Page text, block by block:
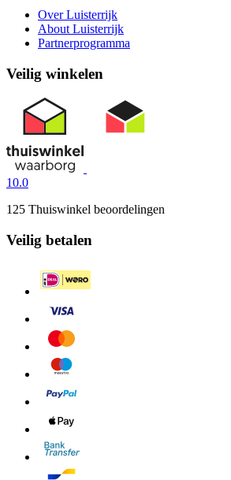
Over Luisterrijk
About Luisterrijk
Partnerprogramma
Veilig winkelen
10.0
125 Thuiswinkel beoordelingen
Veilig betalen